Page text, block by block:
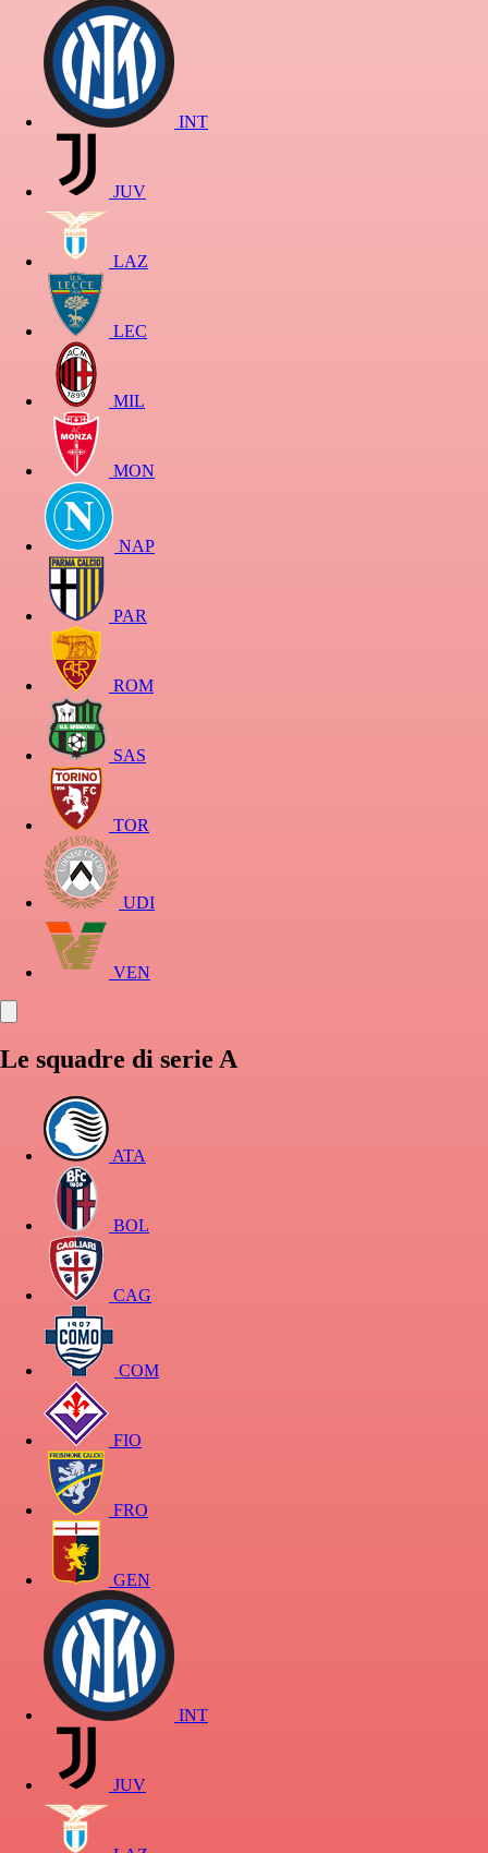
INT
JUV
LAZ
LEC
MIL
MON
NAP
PAR
ROM
SAS
TOR
UDI
VEN
Le squadre di serie A
ATA
BOL
CAG
COM
FIO
FRO
GEN
INT
JUV